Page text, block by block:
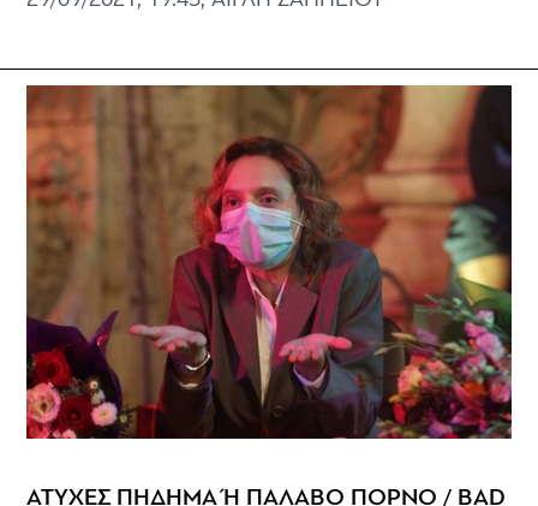
ΑΤΥΧΕΣ ΠΗΔΗΜΑ Ή ΠΑΛΑΒΟ ΠΟΡΝΟ / BAD